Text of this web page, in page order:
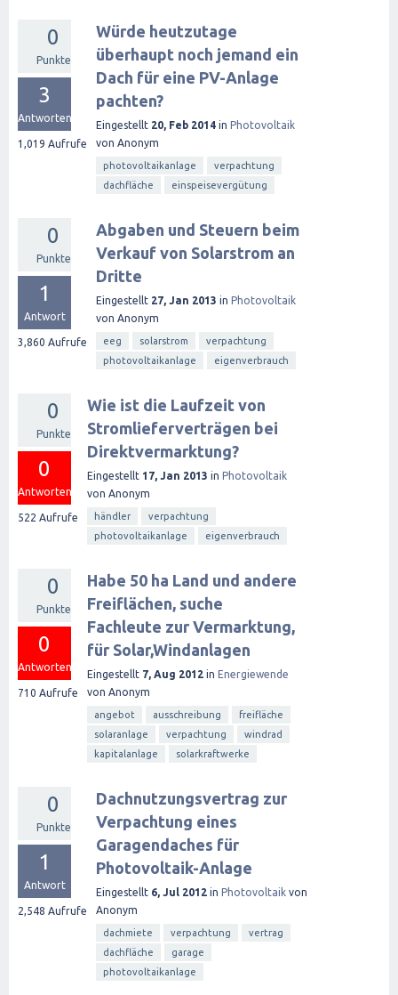
0
Punkte
3
Antworten
1,019 Aufrufe
Würde heutzutage
überhaupt noch jemand ein
Dach für eine PV-Anlage
pachten?
Eingestellt 20, Feb 2014 in Photovoltaik
von Anonym
photovoltaikanlage
verpachtung
dachfläche
einspeisevergütung
0
Punkte
1
Antwort
3,860 Aufrufe
Abgaben und Steuern beim
Verkauf von Solarstrom an
Dritte
Eingestellt 27, Jan 2013 in Photovoltaik
von Anonym
eeg solarstrom
verpachtung
photovoltaikanlage
eigenverbrauch
0
Punkte
0
Antworten
522 Aufrufe
Wie ist die Laufzeit von
Stromlieferverträgen bei
Direktvermarktung?
Eingestellt 17, Jan 2013 in Photovoltaik
von Anonym
händler
verpachtung
photovoltaikanlage
eigenverbrauch
0
Punkte
0
Antworten
710 Aufrufe
Habe 50 ha Land und andere
Freiflächen, suche
Fachleute zur Vermarktung,
für Solar,Windanlagen
Eingestellt 7, Aug 2012 in Energiewende
von Anonym
angebot ausschreibung
freifläche
solaranlage
verpachtung
windrad
kapitalanlage
solarkraftwerke
0
Punkte
1
Antwort
2,548 Aufrufe
Dachnutzungsvertrag zur
Verpachtung eines
Garagendaches für
Photovoltaik-Anlage
Eingestellt 6, Jul 2012 in Photovoltaik von
Anonym
dachmiete verpachtung
vertrag
dachfläche
garage
photovoltaikanlage